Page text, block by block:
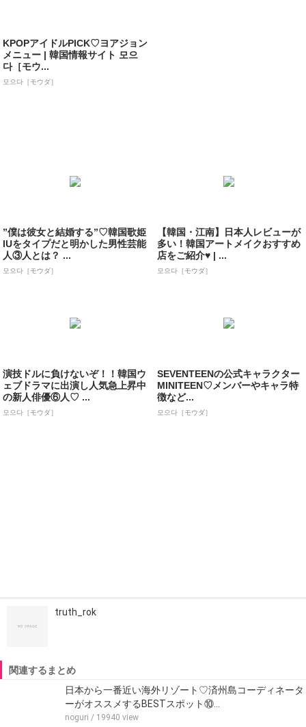
KPOPアイドルPICK♡ヨアジョン
メニュー | 韓国情報サイト 모으
다［モウ...
모으다［モウダ］
”僕は彼女と結婚する”♡韓国歌姫
IUをタイプだと明かした男性芸能
人③人とは？ ...
모으다［モウダ］
【韓国・江南】日本人レビューが
多い！韓国アートメイクおすすめ
店をご紹介♥ | ...
모으다［モウダ］
演技ドルに負けないぞ！！韓国ウ
ェブドラマに出演し人気急上昇中
の新人俳優⑥人♡ ...
모으다［モウダ］
SEVENTEENの公式キャラクター
MINITEEN♡メンバーやキャラ特
徴など...
모으다［モウダ］
truth_rok
関連するまとめ
日本から一番近い海外リゾート♡済州島コーディネータ
ーがオススメするBESTスポット⑩…
noguri / 19940 view